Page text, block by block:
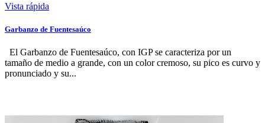
Vista rápida
Garbanzo de Fuentesaúco
El Garbanzo de Fuentesaúco, con IGP se caracteriza por un
tamaño de medio a grande, con un color cremoso, su pico es curvo y
pronunciado y su...